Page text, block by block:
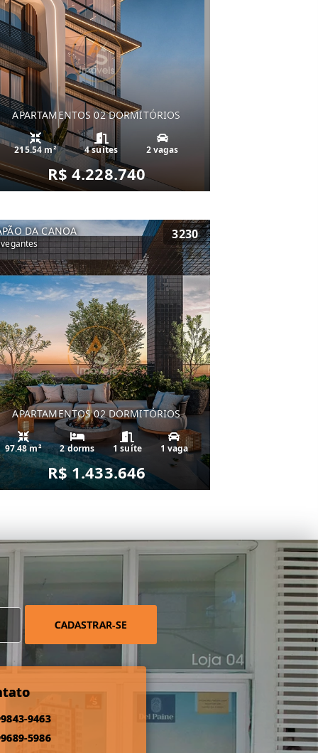
APARTAMENTOS 02 DORMITÓRIOS
215.54 m² 4 suítes 2 vagas
R$ 4.228.740
DA CANOA 3230
APARTAMENTOS 02 DORMITÓRIOS
97.48 m² 2 dorms 1 suíte 1 vaga
R$ 1.433.646
CADASTRAR-SE
9463
5986